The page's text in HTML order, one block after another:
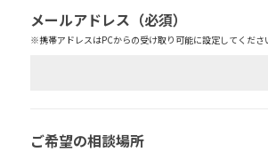
メールアドレス （必須）
※携帯アドレスはPCからの受け取り可能に設定してくださ
ご希望の相談場所